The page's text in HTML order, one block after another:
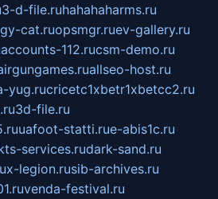
3-d-file.ruhahahaharms.ru
cat.ruopsmgr.ruev-gallery.ru
accounts-112.rucsm-demo.ru
allseo-host.ru
yug.rucricetc1xbetr1xbetcc2.ru
3d-file.ru
uafoot-statti.rue-abis1c.ru
services.rudark-sand.ru
x-legion.rusib-archives.ru
venda-festival.ru